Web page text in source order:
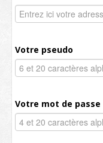
Votre pseudo
Votre mot de passe